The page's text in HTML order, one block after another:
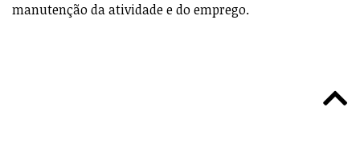
manutenção da atividade e do emprego.